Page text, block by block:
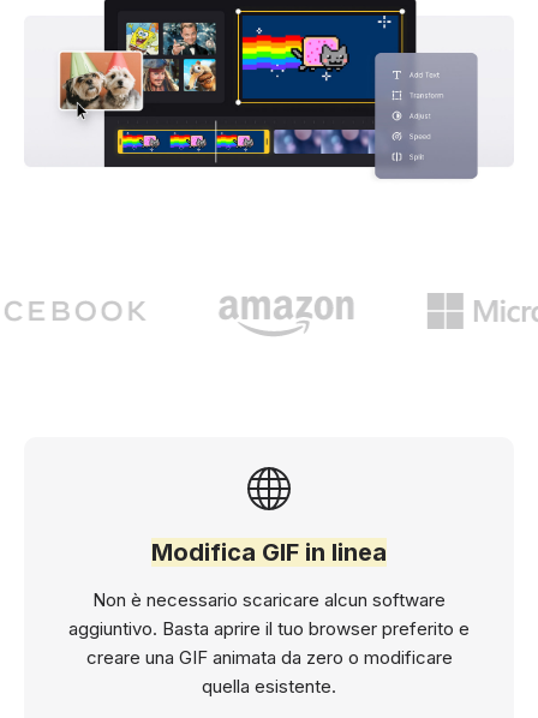
Modifica GIF in linea
Non è necessario scaricare alcun software
aggiuntivo. Basta aprire il tuo browser preferito e
creare una GIF animata da zero o modificare
quella esistente.